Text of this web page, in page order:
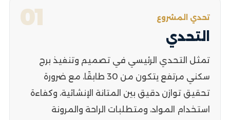
01 تحدي المشروع
التحدي
تمثل التحدي الرئيسي في تصميم وتنفيذ برج
سكني مرتفع يتكون من 30 طابقًا، مع ضرورة
تحقيق توازن دقيق بين المتانة الإنشائية، وكفاءة
استخدام المواد، ومتطلبات الراحة والمرونة